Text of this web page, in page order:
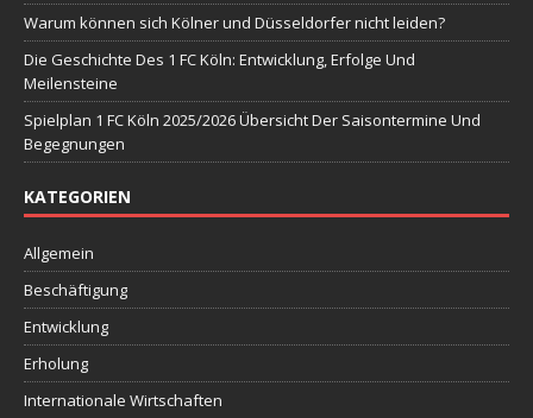
Warum können sich Kölner und Düsseldorfer nicht leiden?
Die Geschichte Des 1 FC Köln: Entwicklung, Erfolge Und
Meilensteine
Spielplan 1 FC Köln 2025/2026 Übersicht Der Saisontermine Und
Begegnungen
KATEGORIEN
Allgemein
Beschäftigung
Entwicklung
Erholung
Internationale Wirtschaften